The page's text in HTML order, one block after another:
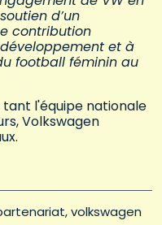
d’un
contribution
et à
football féminin au
l'équipe nationale
Volkswagen
volkswagen